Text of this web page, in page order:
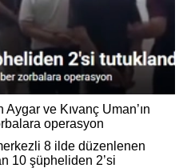
ve Kıvanç Uman’ın
operasyon
8 ilde düzenlenen
10 şüpheliden 2’si